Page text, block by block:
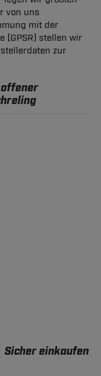
von uns
mit der
(GPSR) stellen wir
zur
Sicher einkaufen